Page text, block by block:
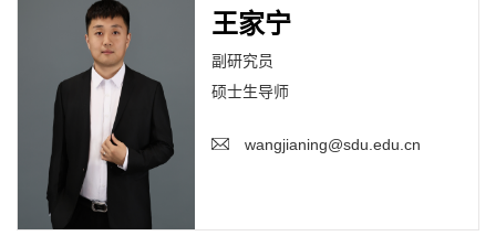
王家宁
副研究员
硕士生导师
wangjianing@sdu.edu.cn